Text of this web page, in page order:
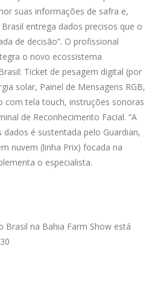
suas informações de safra e,
entrega dados precisos que o
de decisão”. O profissional
o novo ecossistema
Ticket de pesagem digital (por
solar, Painel de Mensagens RGB,
com tela touch, instruções sonoras
de Reconhecimento Facial. “A
é sustentada pelo Guardian,
nuvem (linha Prix) focada na
o especialista.
Brasil na Bahia Farm Show está